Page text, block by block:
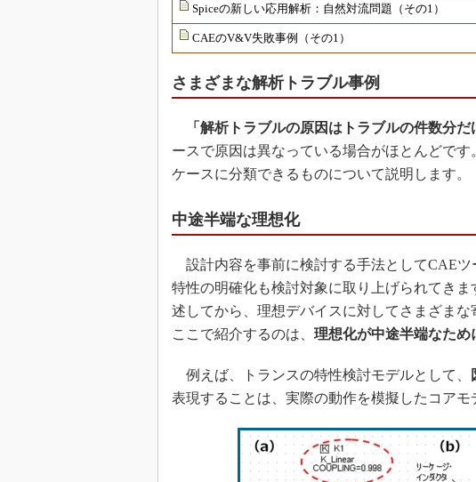
Spiceの新しい応用解析：自然対流問題（その1）
CAEのV&V失敗事例（その1）
さまざまな解析トラブル事例
「解析トラブルの原因はトラブルの件数分だ
ースで原因は異なっている場合がほとんどで
ケースに分類できるものについて説明します。
中途半端な理想化
設計内容を事前に検討する手法としてCAE
特性の明確化も検討対象に取り上げられてき
述してから、理想デバイスに対してさまざまな
ここで紹介するのは、 理想化が中途半端なため
例えば、トランスの特性検討モデルとして、
表現することは、実際の動作を模擬したコアモ